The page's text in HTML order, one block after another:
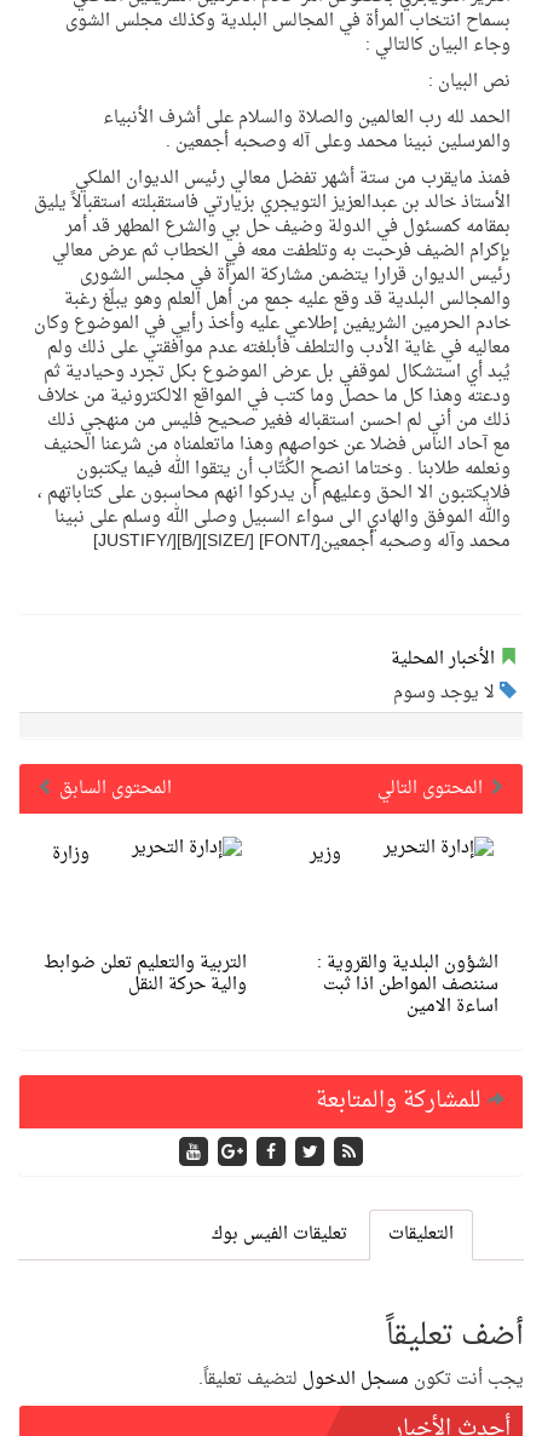
بسماح انتخاب المرأة في المجالس البلدية وكذلك مجلس الشوى
وجاء البيان كالتالي :
نص البيان :
الحمد لله رب العالمين والصلاة والسلام على أشرف الأنبياء
والمرسلين نبينا محمد وعلى آله وصحبه أجمعين .
فمنذ مايقرب من ستة أشهر تفضل معالي رئيس الديوان الملكي
الأستاذ خالد بن عبدالعزيز التويجري بزيارتي فاستقبلته استقبالاً يليق
بمقامه كمسئول في الدولة وضيف حل بي والشرع المطهر قد أمر
بإكرام الضيف فرحبت به وتلطفت معه في الخطاب ثم عرض معالي
رئيس الديوان قرارا يتضمن مشاركة المرأة في مجلس الشورى
والمجالس البلدية قد وقع عليه جمع من أهل العلم وهو يبلّغ رغبة
خادم الحرمين الشريفين إطلاعي عليه وأخذ رأيي في الموضوع وكان
معاليه في غاية الأدب والتلطف فأبلغته عدم موافقتي على ذلك ولم
يُبد أي استشكال لموقفي بل عرض الموضوع بكل تجرد وحيادية ثم
ودعته وهذا كل ما حصل وما كتب في المواقع الالكترونية من خلاف
ذلك من أني لم احسن استقباله فغير صحيح فليس من منهجي ذلك
مع آحاد الناس فضلا عن خواصهم وهذا ماتعلمناه من شرعنا الحنيف
ونعلمه طلابنا . وختاما انصح الكُتّاب أن يتقوا الله فيما يكتبون
فلايكتبون الا الحق وعليهم أن يدركوا انهم محاسبون على كتاباتهم ،
والله الموفق والهادي الى سواء السبيل وصلى الله وسلم على نبينا
محمد وآله وصحبه أجمعين[/FONT] [/SIZE][/B][/JUSTIFY]
الأخبار المحلية
لا يوجد وسوم
المحتوى السابق
المحتوى التالي
وزارة
التربية والتعليم تعلن ضوابط
والية حركة النقل
وزير
الشؤون البلدية والقروية :
سننصف المواطن اذا ثبت
اساءة الامين
للمشاركة والمتابعة
التعليقات تعليقات الفيس بوك
أضف تعليقاً
يجب أنت تكون مسجل الدخول لتضيف تعليقاً.